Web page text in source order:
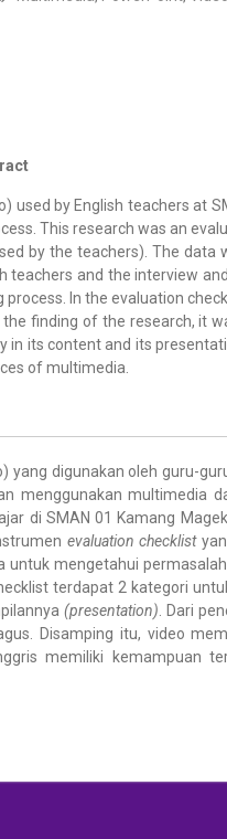
by English teachers at
This research was an
by the teachers). The
and the interview
In the evaluation
finding of the research, it
its content and its
of multimedia.
digunakan oleh guru-
menggunakan multimedia
di SMAN 01 Kamang
evaluation checklist
mengetahui
terdapat 2 kategori
(presentation) . Dari
Disamping itu, video
memiliki kemampuan